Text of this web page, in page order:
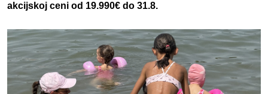
akcijskoj ceni od 19.990€ do 31.8.